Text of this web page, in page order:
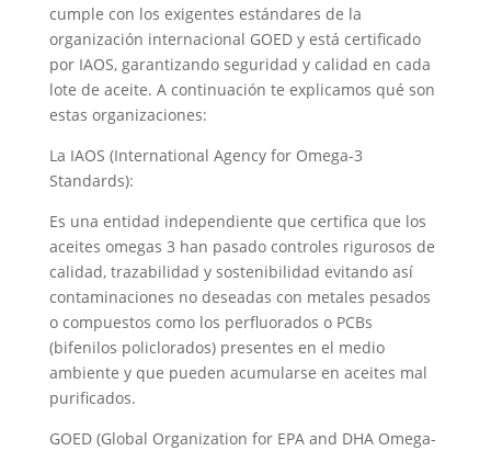
cumple con los exigentes estándares de la
organización internacional GOED y está certificado
por IAOS, garantizando seguridad y calidad en cada
lote de aceite. A continuación te explicamos qué son
estas organizaciones:
La IAOS (International Agency for Omega-3
Standards):
Es una entidad independiente que certifica que los
aceites omegas 3 han pasado controles rigurosos de
calidad, trazabilidad y sostenibilidad evitando así
contaminaciones no deseadas con metales pesados
o compuestos como los perfluorados o PCBs
(bifenilos policlorados) presentes en el medio
ambiente y que pueden acumularse en aceites mal
purificados.
GOED (Global Organization for EPA and DHA Omega-